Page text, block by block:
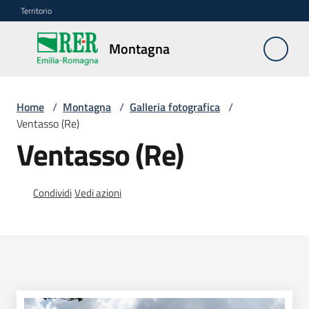
Vai al contenuto
Vai alla navigazione
Vai al footer
Territorio
Montagna
Montagna
Vivere
lavorare
Home / Montagna / Galleria fotografica /
Ventasso (Re)
Ventasso (Re)
CondividiVedi azioni